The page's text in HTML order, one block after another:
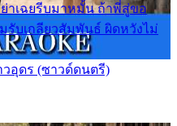
าเฉยรีบมาหมั้น ถ้าพี่สู่ขอ
รับเกลียวสัมพันธ์ ผิดหวังไม่
อุดร (ซาวด์ดนตรี)